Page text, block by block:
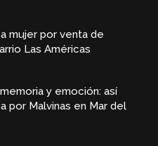
mujer por venta de
Las Américas
y emoción: así
por Malvinas en Mar del